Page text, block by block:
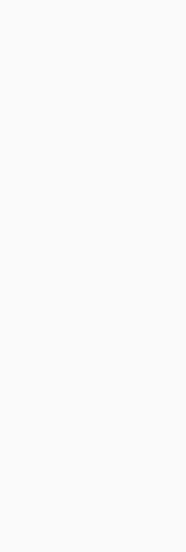
دوري أبطال إفريقيا